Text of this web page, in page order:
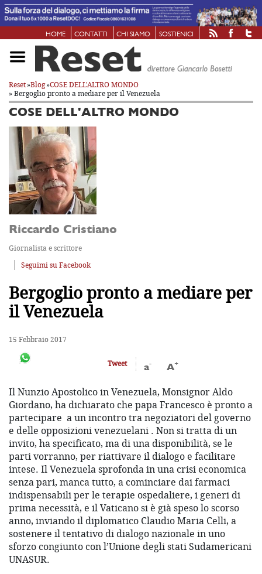
HOME CONTATTI CHI SIAMO SOSTIENICI
Reset»Blog»COSE DELL'ALTRO MONDO
» Bergoglio pronto a mediare per il Venezuela
COSE DELL'ALTRO MONDO
Riccardo Cristiano
Giornalista e scrittore
Seguimi su Facebook
Bergoglio pronto a mediare per
il Venezuela
15 Febbraio 2017
Tweet a- A+
Il Nunzio Apostolico in Venezuela, Monsignor Aldo
Giordano, ha dichiarato che papa Francesco è pronto a
partecipare a un incontro tra negoziatori del governo
e delle opposizioni venezuelani . Non si tratta di un
invito, ha specificato, ma di una disponibilità, se le
parti vorranno, per riattivare il dialogo e facilitare
intese. Il Venezuela sprofonda in una crisi economica
senza pari, manca tutto, a cominciare dai farmaci
indispensabili per le terapie ospedaliere, i generi di
prima necessità, e il Vaticano si è già speso lo scorso
anno, inviando il diplomatico Claudio Maria Celli, a
sostenere il tentativo di dialogo nazionale in uno
sforzo congiunto con l’Unione degli stati Sudamericani
UNASUR.